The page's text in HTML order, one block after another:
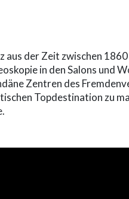
der Zeit zwischen
in den Salons und
Zentren des
Topdestination zu